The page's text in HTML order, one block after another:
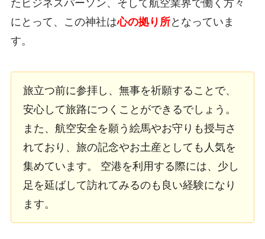
たビジネスパーソン、そして航空業界で働く方々
にとって、この神社は心の拠り所となっていま
す。
旅立つ前に参拝し、無事を祈願することで、
安心して旅路につくことができるでしょう。
また、航空安全を願う絵馬やお守りも授与さ
れており、旅の記念やお土産としても人気を
集めています。 空港を利用する際には、少し
足を延ばして訪れてみるのも良い経験になり
ます。